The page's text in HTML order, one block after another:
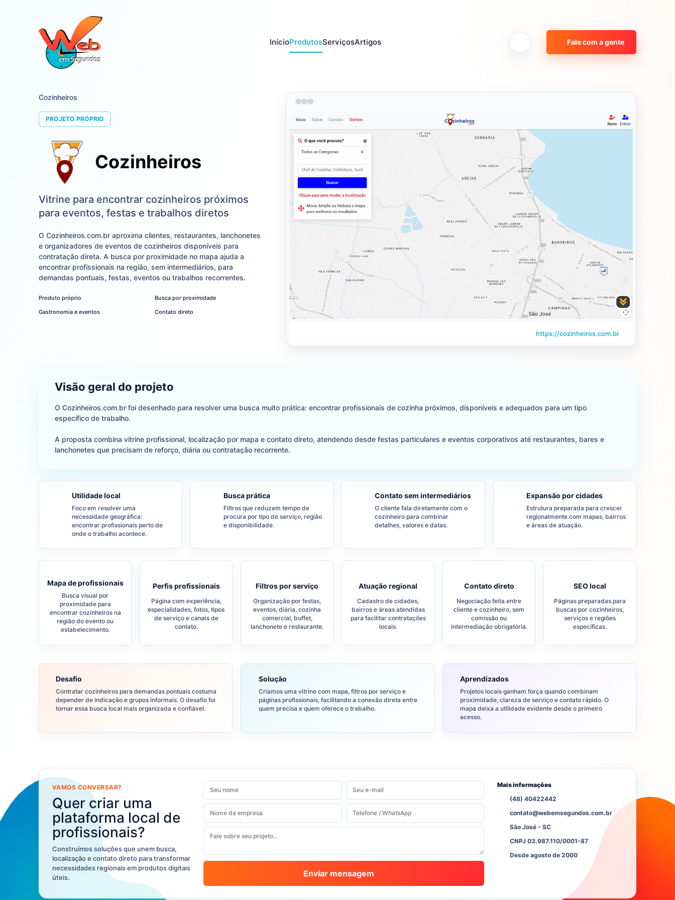
InícioProdutosServiçosArtigos Fale com a gente
Cozinheiros
PROJETO PRÓPRIO
Cozinheiros
Vitrine para encontrar cozinheiros próximos
para eventos, festas e trabalhos diretos
O Cozinheiros.com.br aproxima clientes, restaurantes, lanchonetes
e organizadores de eventos de cozinheiros disponíveis para
contratação direta. A busca por proximidade no mapa ajuda a
encontrar profissionais na região, sem intermediários, para
demandas pontuais, festas, eventos ou trabalhos recorrentes.
Produto próprio
Busca por proximidade
Gastronomia e eventos
Contato direto
https://cozinheiros.com.br
Visão geral do projeto
O Cozinheiros.com.br foi desenhado para resolver uma busca muito prática: encontrar profissionais de cozinha próximos, disponíveis e adequados para um tipo
específico de trabalho.
A proposta combina vitrine profissional, localização por mapa e contato direto, atendendo desde festas particulares e eventos corporativos até restaurantes, bares e
lanchonetes que precisam de reforço, diária ou contratação recorrente.
Utilidade local
Foco em resolver uma
necessidade geográfica:
encontrar profissionais perto de
onde o trabalho acontece.
Busca prática
Filtros que reduzem tempo de
procura por tipo de serviço, região
e disponibilidade.
Contato sem intermediários
O cliente fala diretamente com o
cozinheiro para combinar
detalhes, valores e datas.
Expansão por cidades
Estrutura preparada para crescer
regionalmente com mapas, bairros
e áreas de atuação.
Mapa de profissionais
Busca visual por
proximidade para
encontrar cozinheiros na
região do evento ou
estabelecimento.
Perfis profissionais
Página com experiência,
especialidades, fotos, tipos
de serviço e canais de
contato.
Filtros por serviço
Organização por festas,
eventos, diária, cozinha
comercial, buffet,
lanchonete e restaurante.
Atuação regional
Cadastro de cidades,
bairros e áreas atendidas
para facilitar contratações
locais.
Contato direto
Negociação feita entre
cliente e cozinheiro, sem
comissão ou
intermediação obrigatória.
SEO local
Páginas preparadas para
buscas por cozinheiros,
serviços e regiões
específicas.
Desafio
Contratar cozinheiros para demandas pontuais costuma
depender de indicação e grupos informais. O desafio foi
tornar essa busca local mais organizada e confiável.
Solução
Criamos uma vitrine com mapa, filtros por serviço e
páginas profissionais, facilitando a conexão direta entre
quem precisa e quem oferece o trabalho.
Aprendizados
Projetos locais ganham força quando combinam
proximidade, clareza de serviço e contato rápido. O
mapa deixa a utilidade evidente desde o primeiro
acesso.
VAMOS CONVERSAR?
Quer criar uma
plataforma local de
profissionais?
Construímos soluções que unem busca,
localização e contato direto para transformar
necessidades regionais em produtos digitais
úteis.
Enviar mensagem
Mais informações
(48) 40422442
contato@webemsegundos.com.br
São José - SC
CNPJ 03.987.110/0001-87
Desde agosto de 2000